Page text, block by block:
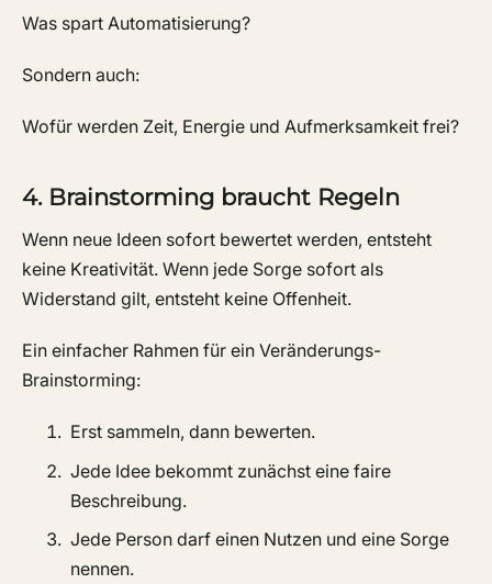
Was spart Automatisierung?
Sondern auch:
Wofür werden Zeit, Energie und Aufmerksamkeit frei?
4. Brainstorming braucht Regeln
Wenn neue Ideen sofort bewertet werden, entsteht
keine Kreativität. Wenn jede Sorge sofort als
Widerstand gilt, entsteht keine Offenheit.
Ein einfacher Rahmen für ein Veränderungs-
Brainstorming:
Erst sammeln, dann bewerten.
Jede Idee bekommt zunächst eine faire
Beschreibung.
Jede Person darf einen Nutzen und eine Sorge
nennen.